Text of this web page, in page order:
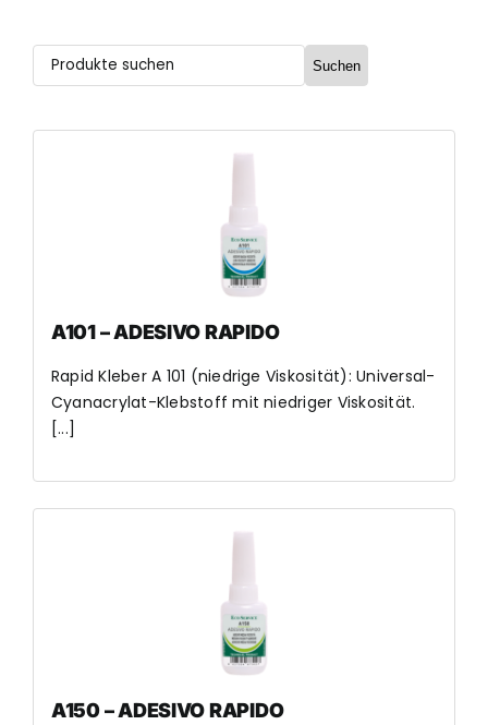
Suchen
A101 – ADESIVO RAPIDO
Rapid Kleber A 101 (niedrige Viskosität): Universal-
Cyanacrylat-Klebstoff mit niedriger Viskosität.
[...]
A150 – ADESIVO RAPIDO